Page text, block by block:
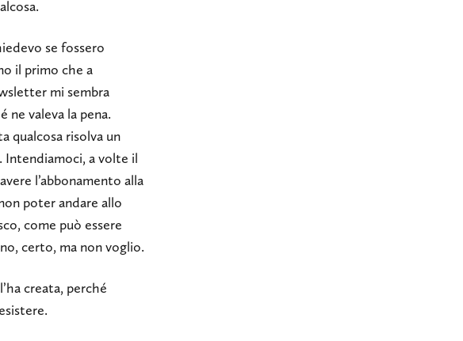
se fossero
il primo che a
mi sembra
ne valeva la pena.
qualcosa risolva un
Intendiamoci, a volte il
l’abbonamento alla
poter andare allo
come può essere
certo, ma non voglio.
creata, perché